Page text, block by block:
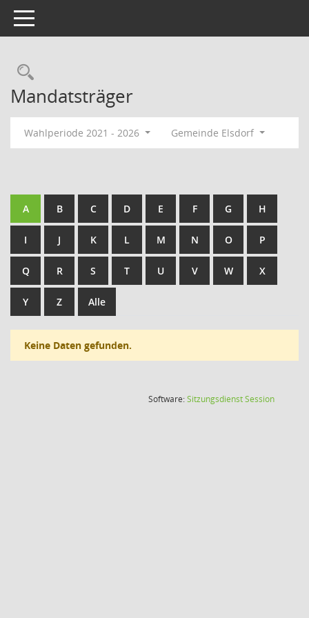
Toggle navigation
Rechercheauswahl
Mandatsträger
Wahlperiode 2021 - 2026 Gemeinde Elsdorf
A B C D E F G H
I J K L M N O P
Q R S T U V W X
Y Z Alle
Keine Daten gefunden.
Software:SitzungsdienstSession(Wird in